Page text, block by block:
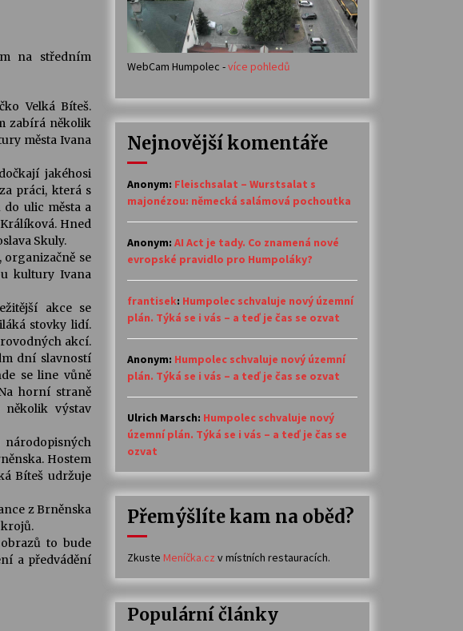
Votavžatský ploty
23. 7. 2026
14. 7. 2026
30. 6. 2026
na středním
Velká Bíteš.
zabírá několik
města Ivana
jakéhosi
práci, která s
ulic města a
Hned
Skuly.
organizačně se
kultury Ivana
akce se
stovky lidí.
akcí.
dní slavností
se line vůně
horní straně
výstav
Hostem
Bíteš udržuje
z Brněnska
krojů.
to bude
a předvádění
WebCam Humpolec -více pohledů
Nejnovější komentáře
Anonym: Fleischsalat – Wurstsalat s
majonézou: německá salámová pochoutka
Anonym: AI Act je tady. Co znamená nové
evropské pravidlo pro Humpoláky?
frantisek: Humpolec schvaluje nový územní
plán. Týká se i vás – a teď je čas se ozvat
Anonym: Humpolec schvaluje nový územní
plán. Týká se i vás – a teď je čas se ozvat
Ulrich Marsch: Humpolec schvaluje nový
územní plán. Týká se i vás – a teď je čas se
ozvat
Přemýšlíte kam na oběd?
Zkuste Meníčka.cz v místních restauracích.
Populární články